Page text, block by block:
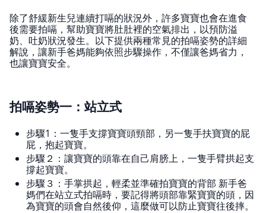
除了舒緩新生兒連續打嗝的狀況外，許多寶寶也會在進食
後需要拍嗝，幫助寶寶將肚肚裡的空氣排出，以預防溢
奶、吐奶狀況發生。以下提供兩種常見的拍嗝姿勢的詳細
解說，讓新手爸媽能夠依照步驟操作，不僅讓爸媽省力，
也讓寶寶安全。
拍嗝姿勢一：站立式
步驟1：一隻手支撐寶寶頭頸部，另一隻手扶寶寶的屁
屁，抱起寶寶。
步驟２：讓寶寶的頭靠在自己肩膀上，一隻手臂拱起支
撐起寶寶。
步驟３：手掌拱起，輕柔並準確拍寶寶的背部 新手爸
媽們在站立式拍嗝時，要記得將頭部靠緊寶寶的頭，因
為寶寶的頭會自然後仰，這麼做可以防止寶寶往後摔。